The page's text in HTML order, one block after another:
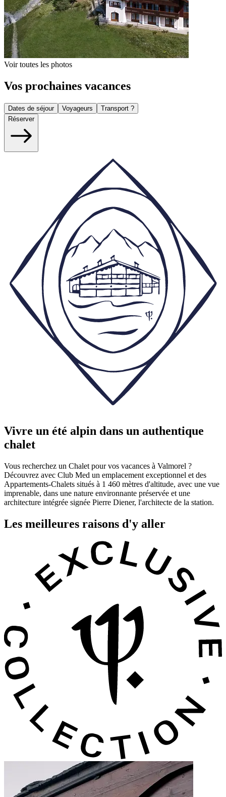
Voir toutes les photos
Vos prochaines vacances
Dates de séjour Voyageurs
Transport ?
Réserver
Vivre un été alpin dans un authentique
chalet
Vous recherchez un Chalet pour vos vacances à Valmorel ?
Découvrez avec Club Med un emplacement exceptionnel et des
Appartements-Chalets situés à 1 460 mètres d'altitude, avec une vue
imprenable, dans une nature environnante préservée et une
architecture intégrée signée Pierre Diener, l'architecte de la station.
Les meilleures raisons d'y aller